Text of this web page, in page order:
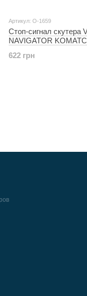
Артикул: O-1659
Стоп-сигнал скутера
NAVIGATOR
622 грн